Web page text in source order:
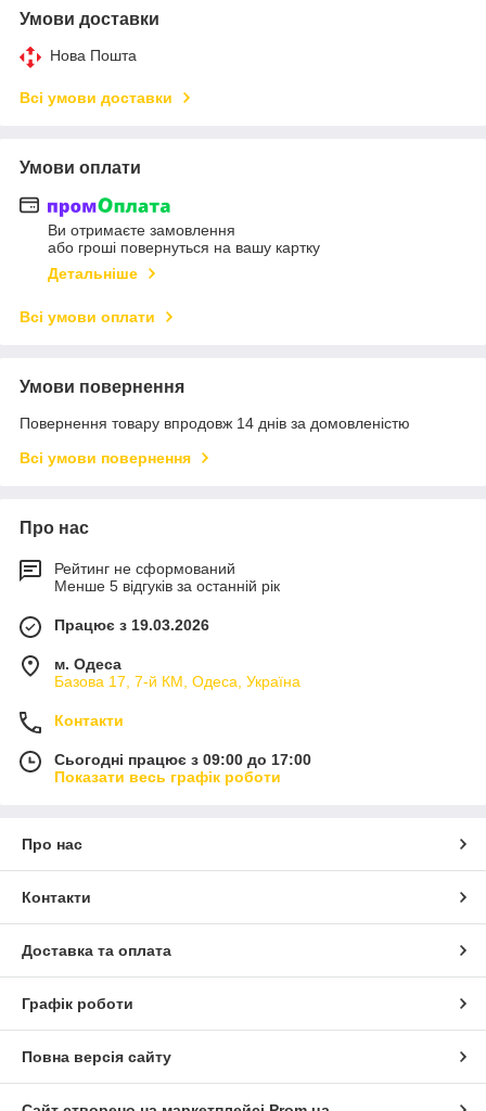
Умови доставки
Нова Пошта
Всі умови доставки
Умови оплати
Ви отримаєте замовлення
або гроші повернуться на вашу картку
Детальніше
Всі умови оплати
Умови повернення
Повернення товару впродовж 14 днів за домовленістю
Всі умови повернення
Про нас
Рейтинг не сформований
Менше 5 відгуків за останній рік
Працює з 19.03.2026
м. Одеса
Базова 17, 7-й КМ, Одеса, Україна
Контакти
Сьогодні працює з 09:00 до 17:00
Показати весь графік роботи
Про нас
Контакти
Доставка та оплата
Графік роботи
Повна версія сайту